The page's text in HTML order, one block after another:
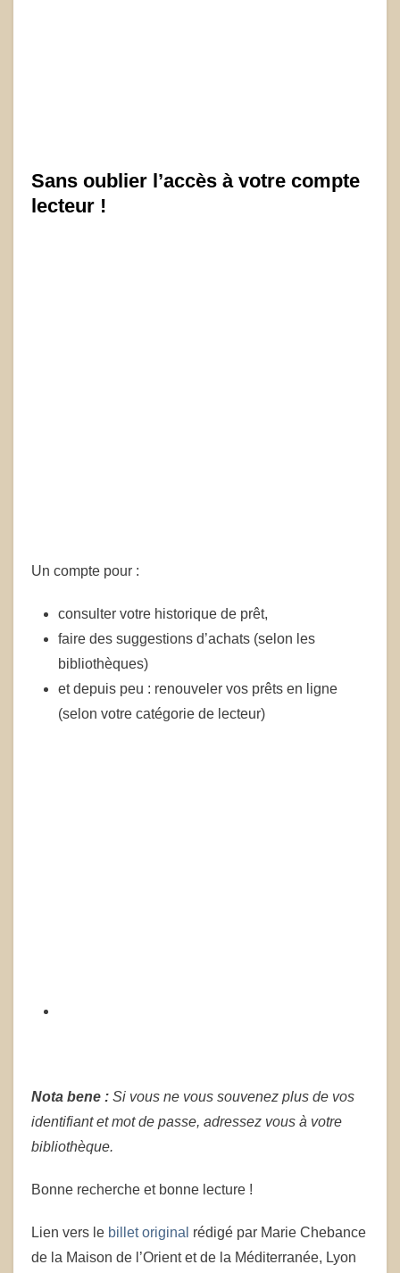
Sans oublier l’accès à votre compte
lecteur !
Un compte pour :
consulter votre historique de prêt,
faire des suggestions d’achats (selon les
bibliothèques)
et depuis peu : renouveler vos prêts en ligne
(selon votre catégorie de lecteur)
Nota bene : Si vous ne vous souvenez plus de vos
identifiant et mot de passe, adressez vous à votre
bibliothèque.
Bonne recherche et bonne lecture !
Lien vers le billet original rédigé par Marie Chebance
de la Maison de l’Orient et de la Méditerranée, Lyon